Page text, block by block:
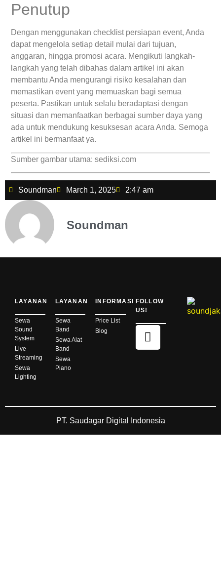
Penutup
Dengan menggunakan checklist persiapan event, Anda
dapat mengelola setiap detail mulai dari tujuan,
anggaran, hingga promosi acara. Mengikuti langkah-
langkah yang telah dibahas dalam artikel ini akan
membantu Anda mengurangi risiko kesalahan dan
memastikan event yang memuaskan bagi semua
peserta. Pastikan untuk selalu beradaptasi dengan
situasi dan memanfaatkan berbagai sumber daya yang
ada untuk mendukung kesuksesan acara Anda. Semoga
artikel ini bermanfaat ya.
Sumber gambar utama: sediksi.com
Soundman March 1, 2025 2:47 am
Soundman
LAYANAN
Sewa
Sound
System
Live
Streaming
Sewa
Lighting
LAYANAN
Sewa
Band
Sewa Alat
Band
Sewa
Piano
INFORMASI
Price List
Blog
FOLLOW
US!
PT. Saudagar Digital Indonesia